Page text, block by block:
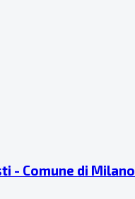
- Comune di Milano